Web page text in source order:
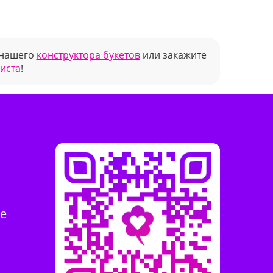
конструктора букетовили закажите
!